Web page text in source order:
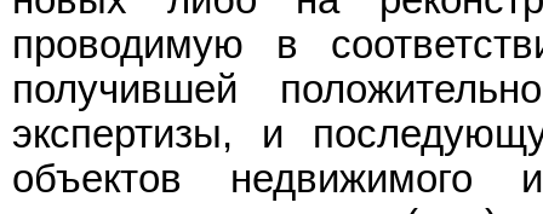
проводимую в
получившей
экспертизы, и
объектов